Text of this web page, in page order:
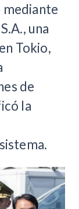
mediante
una
Tokio,
de
la